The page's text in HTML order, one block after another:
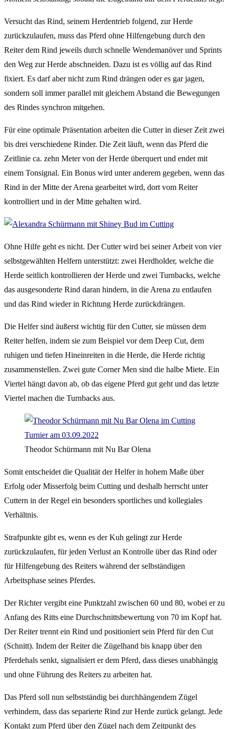
Versucht das Rind, seinem Herdentrieb folgend, zur Herde
zurückzulaufen, muss das Pferd ohne Hilfengebung durch den
Reiter dem Rind jeweils durch schnelle Wendemanöver und Sprints
den Weg zur Herde abschneiden. Dazu ist es völlig auf das Rind
fixiert. Es darf aber nicht zum Rind drängen oder es gar jagen,
sondern soll immer parallel mit gleichem Abstand die Bewegungen
des Rindes synchron mitgehen.
Für eine optimale Präsentation arbeiten die Cutter in dieser Zeit zwei
bis drei verschiedene Rinder. Die Zeit läuft, wenn das Pferd die
Zeitlinie ca. zehn Meter von der Herde überquert und endet mit
einem Tonsignal. Ein Bonus wird unter anderem gegeben, wenn das
Rind in der Mitte der Arena gearbeitet wird, dort vom Reiter
kontrolliert und in der Mitte gehalten wird.
Ohne Hilfe geht es nicht. Der Cutter wird bei seiner Arbeit von vier
selbstgewählten Helfern unterstützt: zwei Herdholder, welche die
Herde seitlich kontrollieren der Herde und zwei Turnbacks, welche
das ausgesonderte Rind daran hindern, in die Arena zu entlaufen
und das Rind wieder in Richtung Herde zurückdrängen.
Die Helfer sind äußerst wichtig für den Cutter, sie müssen dem
Reiter helfen, indem sie zum Beispiel vor dem Deep Cut, dem
ruhigen und tiefen Hineinreiten in die Herde, die Herde richtig
zusammenstellen. Zwei gute Corner Men sind die halbe Miete. Ein
Viertel hängt davon ab, ob das eigene Pferd gut geht und das letzte
Viertel machen die Turnbacks aus.
Theodor Schürmann mit Nu Bar Olena
Somit entscheidet die Qualität der Helfer in hohem Maße über
Erfolg oder Misserfolg beim Cutting und deshalb herrscht unter
Cuttern in der Regel ein besonders sportliches und kollegiales
Verhältnis.
Strafpunkte gibt es, wenn es der Kuh gelingt zur Herde
zurückzulaufen, für jeden Verlust an Kontrolle über das Rind oder
für Hilfengebung des Reiters während der selbständigen
Arbeitsphase seines Pferdes.
Der Richter vergibt eine Punktzahl zwischen 60 und 80, wobei er zu
Anfang des Ritts eine Durchschnittsbewertung von 70 im Kopf hat.
Der Reiter trennt ein Rind und positioniert sein Pferd für den Cut
(Schnitt). Indem der Reiter die Zügelhand bis knapp über den
Pferdehals senkt, signalisiert er dem Pferd, dass dieses unabhängig
und ohne Führung des Reiters zu arbeiten hat.
Das Pferd soll nun selbstständig bei durchhängendem Zügel
verhindern, dass das separierte Rind zur Herde zurück gelangt. Jede
Kontakt zum Pferd über den Zügel nach dem Zeitpunkt des